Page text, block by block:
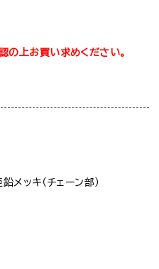
の上お買い求めください。
鉛メッキ（チェーン部）